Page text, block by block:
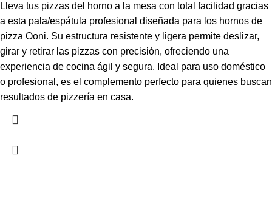
Lleva tus pizzas del horno a la mesa con total facilidad gracias
a esta pala/espátula profesional diseñada para los hornos de
pizza Ooni. Su estructura resistente y ligera permite deslizar,
girar y retirar las pizzas con precisión, ofreciendo una
experiencia de cocina ágil y segura. Ideal para uso doméstico
o profesional, es el complemento perfecto para quienes buscan
resultados de pizzería en casa.